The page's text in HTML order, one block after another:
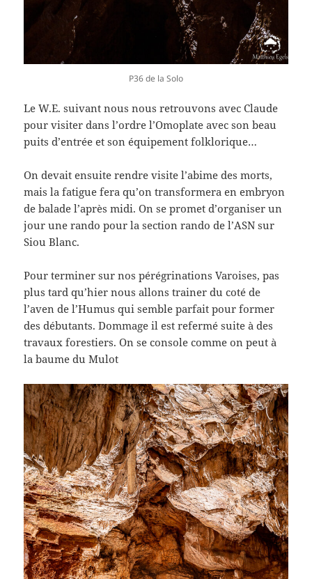
P36 de la Solo
Le W.E. suivant nous nous retrouvons avec Claude
pour visiter dans l’ordre l’Omoplate avec son beau
puits d’entrée et son équipement folklorique…
On devait ensuite rendre visite l’abime des morts,
mais la fatigue fera qu’on transformera en embryon
de balade l’après midi. On se promet d’organiser un
jour une rando pour la section rando de l’ASN sur
Siou Blanc.
Pour terminer sur nos pérégrinations Varoises, pas
plus tard qu’hier nous allons trainer du coté de
l’aven de l’Humus qui semble parfait pour former
des débutants. Dommage il est refermé suite à des
travaux forestiers. On se console comme on peut à
la baume du Mulot